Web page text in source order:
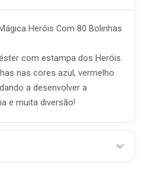
Heróis Com 80 Bolinhas
com estampa dos Heróis.
nas cores azul, vermelho
a desenvolver a
e muita diversão!